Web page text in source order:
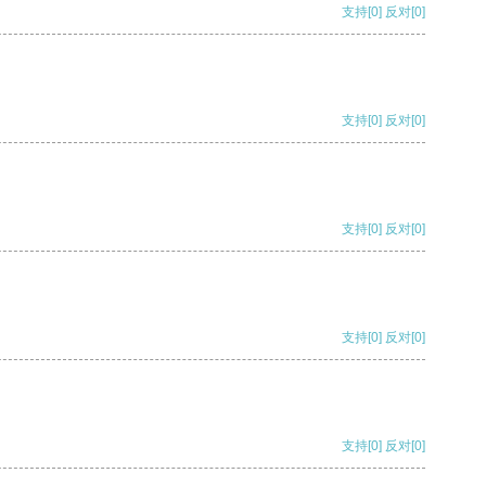
支持[0] 反对[0]
支持[0] 反对[0]
支持[0] 反对[0]
支持[0] 反对[0]
支持[0] 反对[0]